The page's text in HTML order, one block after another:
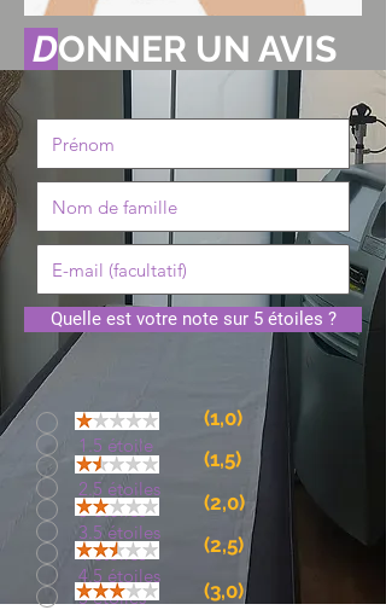
DONNER UN AVIS
Quelle est votre note sur 5 étoiles ?
1 étoile
1.5 étoile
2 étoiles
2.5 étoiles
3 étoiles
3.5 étoiles
4 étoiles
4.5 étoiles
5 étoiles
(1,0)
(1,5)
(2,0)
(2,5)
(3,0)